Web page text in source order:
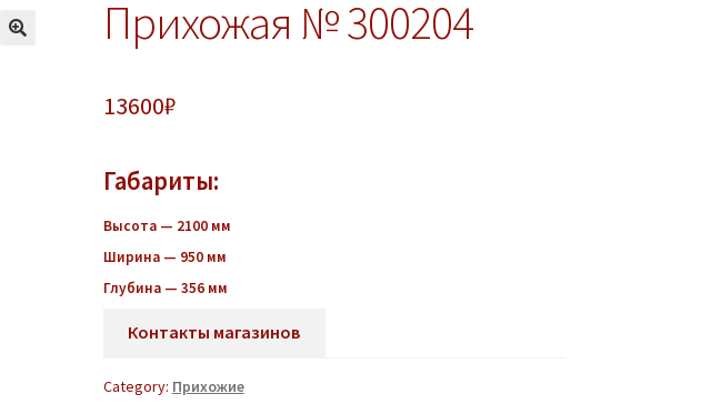
Прихожая № 300204
13600₽
Габариты:
Высота — 2100 мм
Ширина — 950 мм
Глубина — 356 мм
Контакты магазинов
Category: Прихожие